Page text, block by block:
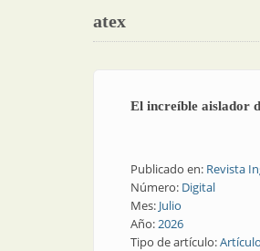
atex
El increíble aislador
Publicado en: Revista
Número: Digital
Mes: Julio
Año:2026
Tipo de artículo: